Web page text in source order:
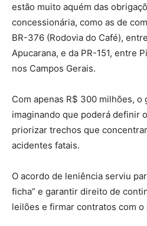
estão muito aquém das
concessionária, como as de
BR-376 (Rodovia do Café),
Apucarana, e da PR-151, entre
nos Campos Gerais.
Com apenas R$ 300 milhões,
imaginando que poderá definir
priorizar trechos que
acidentes fatais.
O acordo de leniência serviu
ficha” e garantir direito de
leilões e firmar contratos com